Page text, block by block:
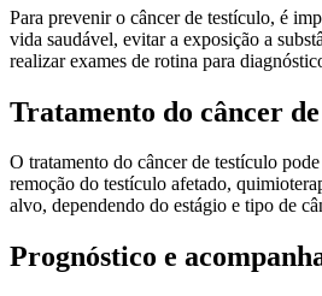
Para prevenir o câncer de testículo, é
vida saudável, evitar a exposição a
realizar exames de rotina para
Tratamento do câncer
O tratamento do câncer de testículo
remoção do testículo afetado,
alvo, dependendo do estágio e tipo de
Prognóstico e